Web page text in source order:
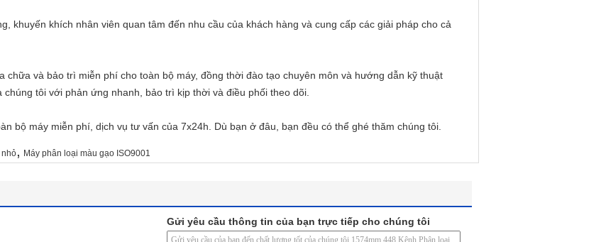
khuyến khích nhân viên quan tâm đến nhu cầu của khách hàng và cung cấp các giải pháp cho cả
chữa và bảo trì miễn phí cho toàn bộ máy, đồng thời đào tạo chuyên môn và hướng dẫn kỹ thuật
tôi với phản ứng nhanh, bảo trì kịp thời và điều phối theo dõi.
bộ máy miễn phí, dịch vụ tư vấn của 7x24h. Dù bạn ở đâu, bạn đều có thể ghé thăm chúng tôi.
nhỏ Máy phân loại màu gạo ISO9001
Gửi yêu cầu thông tin của bạn trực tiếp cho chúng tôi